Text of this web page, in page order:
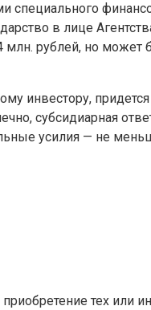
в лице
рублей, но
инвестору,
субсидиарная
усилия — не
тех или